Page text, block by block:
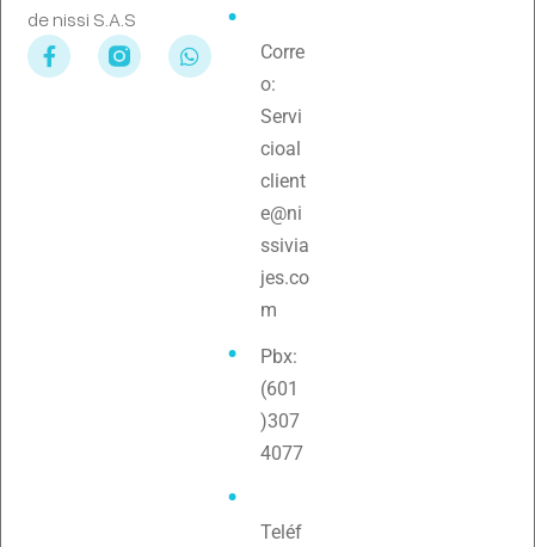
de nissi S.A.S
Corre
o:
Servi
cioal
client
e@ni
ssivia
jes.co
m
Pbx:
(601
)307
4077
Teléf